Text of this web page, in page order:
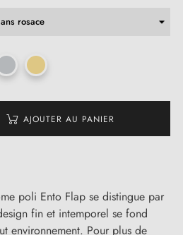
AJOUTER AU PANIER
poli Ento Flap se distingue par
fin et intemporel se fond
environnement. Pour plus de